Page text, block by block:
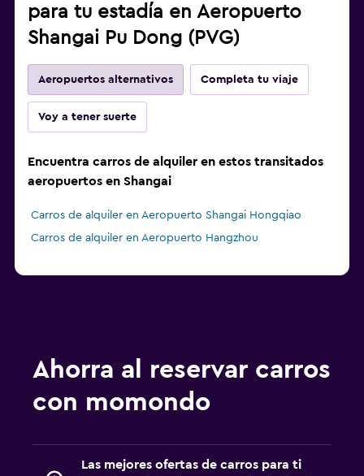
para tu estadía en Aeropuerto
Shangai Pu Dong (PVG)
Aeropuertos alternativos Completa tu viaje
Voy a tener suerte
Encuentra carros de alquiler en estos transitados
aeropuertos en Shangai
Carros de alquiler en Aeropuerto Shangai Hongqiao
Carros de alquiler en Aeropuerto Hangzhou
Ahorra al reservar carros
con momondo
Las mejores ofertas de carros para ti